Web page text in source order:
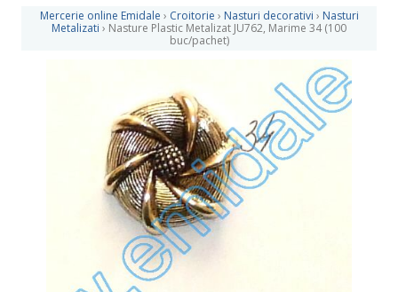
UTILIZATOR NOU
RECUPEREAZA PAROLA
Mercerie online Emidale › Croitorie › Nasturi decorativi › Nasturi
Metalizati › Nasture Plastic Metalizat JU762, Marime 34 (100
buc/pachet)